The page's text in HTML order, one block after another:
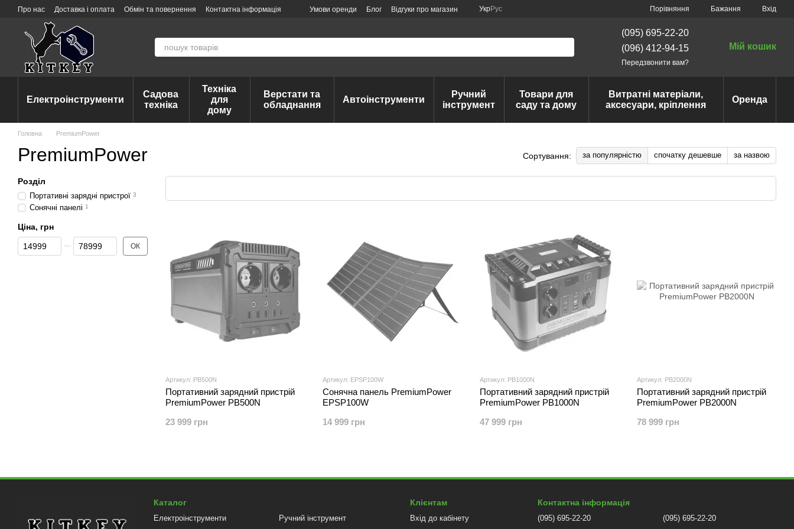
Перейти до основного контенту
Про нас Доставка і оплата Обмін та повернення Контактна інформація Умови оренди Блог Відгуки про магазин УкрРус Порівняння Бажання Вхід
(095) 695-22-20
(096) 412-94-15
Передзвонити вам?
Мій кошик
Електроінструменти
Садова
техніка
Техніка
для
дому
Верстати та
обладнання
Автоінструменти
Ручний
інструмент
Товари для
саду та дому
Витратні матеріали,
аксесуари, кріплення
Оренда
Головна PremiumPower
PremiumPower Сортування: за популярністю спочатку дешевше за назвою
Артикул: PB500N
Портативний зарядний пристрій
PremiumPower PB500N
23 999 грн
Артикул: EPSP100W
Сонячна панель PremiumPower
EPSP100W
14 999 грн
Артикул: PB1000N
Портативний зарядний пристрій
PremiumPower PB1000N
47 999 грн
Артикул: PB2000N
Портативний зарядний пристрій
PremiumPower PB2000N
78 999 грн
Розділ
Портативні зарядні пристрої 3
Сонячні панелі 1
Ціна, грн
Від Ціна, грн
До Ціна, грн ОК
Каталог
Електроінструменти
Ручний інструмент
Клієнтам
Вхід до кабінету
Контактна інформація
(095) 695-22-20 (095) 695-22-20